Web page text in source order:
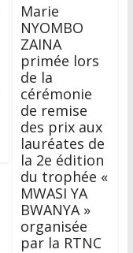
Marie
NYOMBO
ZAINA
primée lors
de la
cérémonie
de remise
des prix aux
lauréates de
la 2e édition
du trophée «
MWASI YA
BWANYA »
organisée
par la RTNC